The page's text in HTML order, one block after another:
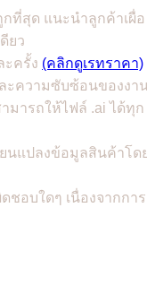
ที่สุด แนะนำลูกค้าเผื่อ
ยว
ครั้ง (คลิกดูเรทราคา)
ะความซับซ้อนของงา
มารถให้ไฟล์ .ai ได้ทุก
นแปลงข้อมูลสินค้าโด
ชอบใดๆ เนื่องจากการ